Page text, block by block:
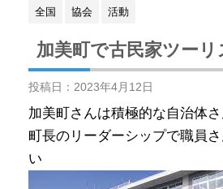
全国 協会 活動
加美町で古民家ツーリ
投稿日： 2023年4月12日
加美町さんは積極的な自治体さ
町長のリーダーシップで職員
い